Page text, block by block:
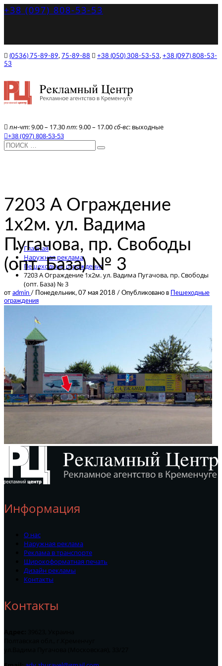
+38 (097) 808-53-53
(0536) 75-89-89, 75-89-88 +38 (050) 308-53-53, +38 (097) 808-53-
53
пн-чт: 9.00 – 17.30пт: 9.00 – 17.00сб-вс: выходные
+38 (097) 808-53-53
Главная
Наружная реклама
Пешеходные ограждения
7203 А Ограждение 1х2м. ул. Вадима Пугачoва, пр. Свободы
(опт. База) № 3
7203 А Ограждение
1х2м. ул. Вадима
Пугачoва, пр. Свободы
(опт. База) № 3
от admin / Понедельник, 07 мая 2018 / Опубликовано в
Пешеходные
ограждения
Информация
О нас
Наружная реклама
Реклама в транспорте
Широкоформатная печать
Дизайн рекламы
Контакты
Контакты